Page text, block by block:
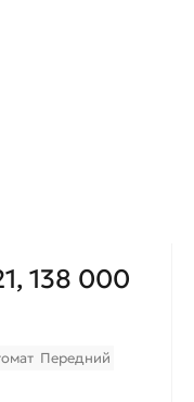
138 000
Передний